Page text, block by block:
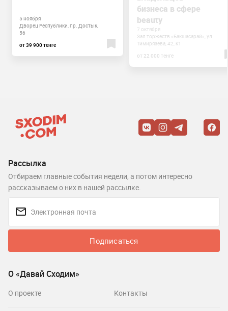
5 ноября
Дворец Республики, пр. Достык,
56​
от 39 900 тенге
бизнеса в сфере
beauty
7 октября
Зал торжеств «Бакшасарай», ул.
Тимирязева, 42, к1
от 22 000 тенге
Рассылка
Отбираем главные события недели, а потом интересно
рассказываем о них в нашей рассылке.
Подписаться
О «Давай Сходим»
О проекте Контакты